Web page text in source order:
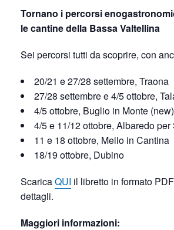
Tornano i percorsi
le cantine della Bassa Valtellina
Sei percorsi tutti da scoprire, con
20/21 e 27/28 settembre, Traona
27/28 settembre e 4/5 ottobre,
4/5 ottobre, Buglio in Monte (new)
4/5 e 11/12 ottobre, Albaredo per
11 e 18 ottobre, Mello in Cantina
18/19 ottobre, Dubino
ScaricaQUI il libretto in formato
dettagli.
Maggiori informazioni: